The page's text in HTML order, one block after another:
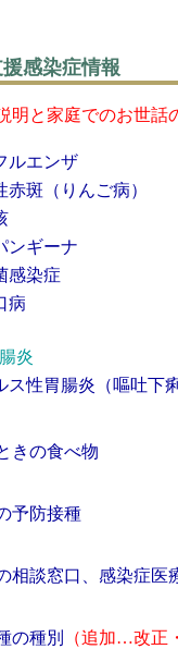
感染症情報
明と家庭でのお世話
ルエンザ
斑（りんご病）
ギーナ
感染症
病
炎
性胃腸炎（嘔吐下
きの食べ物
予防接種
相談窓口、感染症医
の種別
（追加…改正